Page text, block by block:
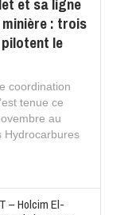
: trois
le
coordination
tenue ce
au
Hydrocarbures
– Holcim El-